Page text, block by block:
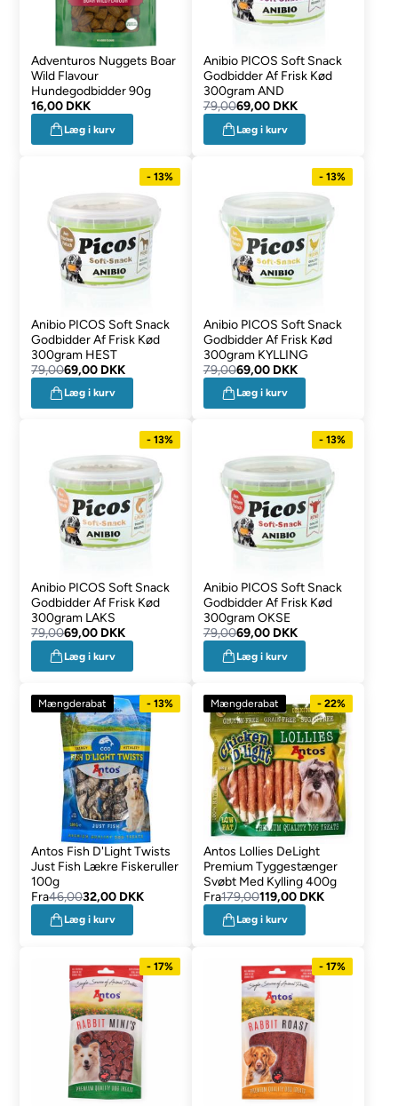
Adventuros Nuggets Boar
Wild Flavour
Hundegodbidder 90g
16,00 DKK
Læg i kurv
Anibio PICOS Soft Snack
Godbidder Af Frisk Kød
300gram AND
79,0069,00 DKK
Læg i kurv
- 13%
Anibio PICOS Soft Snack
Godbidder Af Frisk Kød
300gram HEST
79,0069,00 DKK
Læg i kurv
- 13%
Anibio PICOS Soft Snack
Godbidder Af Frisk Kød
300gram KYLLING
79,0069,00 DKK
Læg i kurv
- 13%
Anibio PICOS Soft Snack
Godbidder Af Frisk Kød
300gram LAKS
79,0069,00 DKK
Læg i kurv
- 13%
Anibio PICOS Soft Snack
Godbidder Af Frisk Kød
300gram OKSE
79,0069,00 DKK
Læg i kurv
Mængderabat - 13%
Antos Fish D'Light Twists
Just Fish Lækre Fiskeruller
100g
Fra46,0032,00 DKK
Læg i kurv
Mængderabat - 22%
Antos Lollies DeLight
Premium Tyggestænger
Svøbt Med Kylling 400g
Fra179,00119,00 DKK
Læg i kurv
- 17% - 17%